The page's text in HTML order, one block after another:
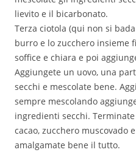
lievito e il bicarbonato.
Terza ciotola (qui non si
burro e lo zucchero insieme
soffice e chiara e poi
Aggiungete un uovo, una
secchi e mescolate bene.
sempre mescolando
ingredienti secchi.
cacao, zucchero muscovado
amalgamate bene il tutto.